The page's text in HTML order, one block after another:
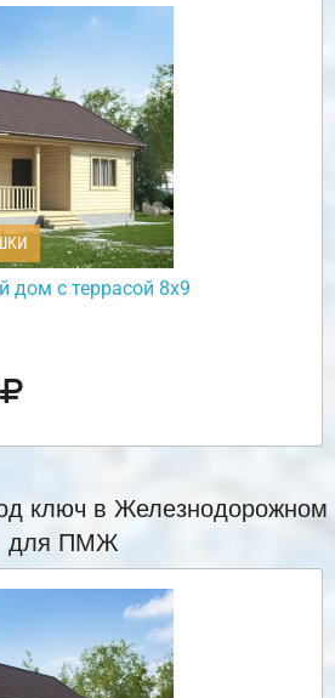
с террасой 8х9
ключ в Железнодорожном
для ПМЖ